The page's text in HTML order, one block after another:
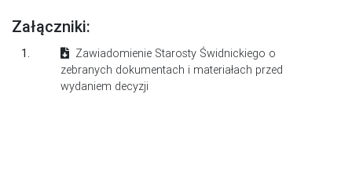
Załączniki:
1.
Zawiadomienie Starosty Świdnickiego o
zebranych dokumentach i materiałach przed
wydaniem decyzji